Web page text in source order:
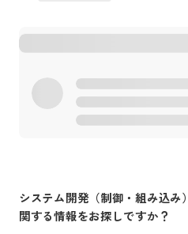
システム開発（制御・組み込み）
関する情報をお探しですか？